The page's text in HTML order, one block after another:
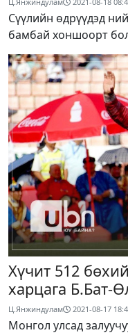
Сүүлийн өдрүүдэд
бамбай хоншоорт
Хүчит 512
харцага Б.Бат-
Ц.Янжиндулам 2021-08-17
Монгол улсад